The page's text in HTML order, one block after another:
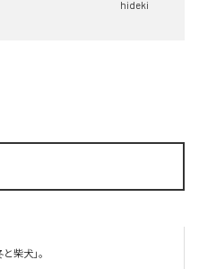
hideki
柴犬」。